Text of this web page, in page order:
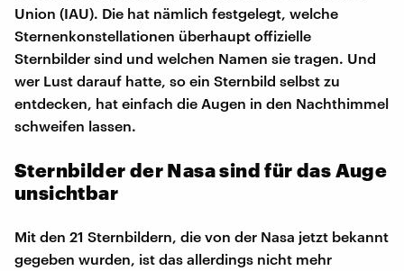
Union (IAU). Die hat nämlich festgelegt, welche
Sternenkonstellationen überhaupt offizielle
Sternbilder sind und welchen Namen sie tragen. Und
wer Lust darauf hatte, so ein Sternbild selbst zu
entdecken, hat einfach die Augen in den Nachthimmel
schweifen lassen.
Sternbilder der Nasa sind für das Auge
unsichtbar
Mit den 21 Sternbildern, die von der Nasa jetzt bekannt
gegeben wurden, ist das allerdings nicht mehr